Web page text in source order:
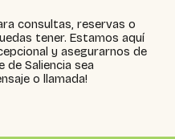
consultas, reservas o
tener. Estamos aquí
y asegurarnos de
de Saliencia sea
o llamada!